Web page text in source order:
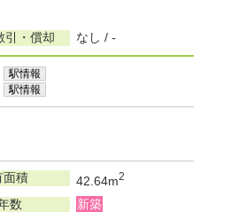
引・償却 なし / -
駅情報
駅情報
面積 42.64m2
数 新築